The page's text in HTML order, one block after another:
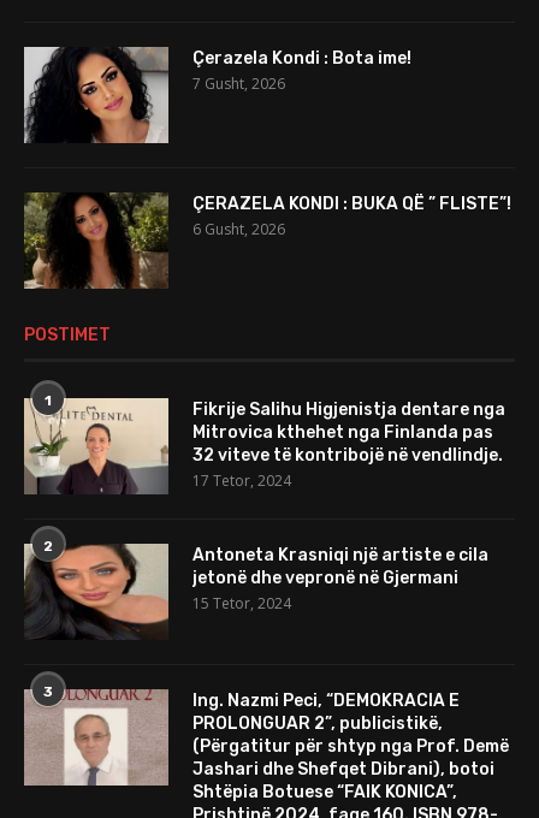
Çerazela Kondi : Bota ime!
7 Gusht, 2026
ÇERAZELA KONDI : BUKA QË ” FLISTE”!
6 Gusht, 2026
POSTIMET
1
Fikrije Salihu Higjenistja dentare nga
Mitrovica kthehet nga Finlanda pas
32 viteve të kontribojë në vendlindje.
17 Tetor, 2024
2
Antoneta Krasniqi një artiste e cila
jetonë dhe vepronë në Gjermani
15 Tetor, 2024
3
Ing. Nazmi Peci, “DEMOKRACIA E
PROLONGUAR 2”, publicistikë,
(Përgatitur për shtyp nga Prof. Demë
Jashari dhe Shefqet Dibrani), botoi
Shtëpia Botuese “FAIK KONICA”,